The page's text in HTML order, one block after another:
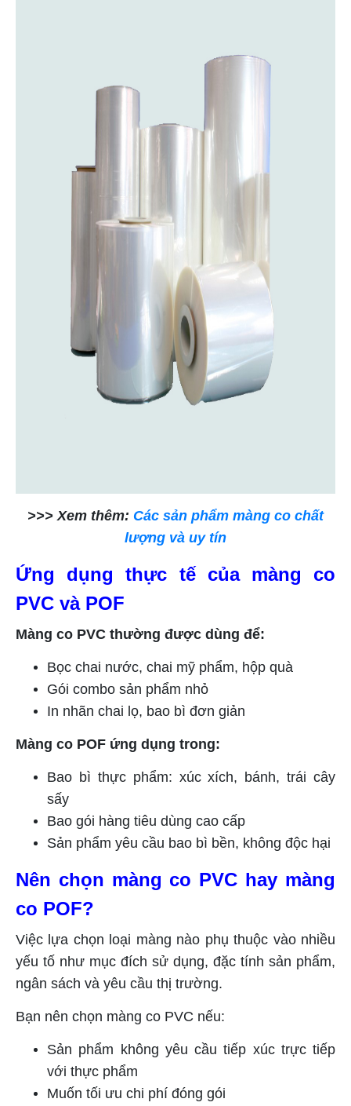
>>> Xem thêm: Các sản phẩm màng co chất
lượng và uy tín
Ứng dụng thực tế của màng co
PVC và POF
Màng co PVC thường được dùng để:
Bọc chai nước, chai mỹ phẩm, hộp quà
Gói combo sản phẩm nhỏ
In nhãn chai lọ, bao bì đơn giản
Màng co POF ứng dụng trong:
Bao bì thực phẩm: xúc xích, bánh, trái cây
sấy
Bao gói hàng tiêu dùng cao cấp
Sản phẩm yêu cầu bao bì bền, không độc hại
Nên chọn màng co PVC hay màng
co POF?
Việc lựa chọn loại màng nào phụ thuộc vào nhiều
yếu tố như mục đích sử dụng, đặc tính sản phẩm,
ngân sách và yêu cầu thị trường.
Bạn nên chọn màng co PVC nếu:
Sản phẩm không yêu cầu tiếp xúc trực tiếp
với thực phẩm
Muốn tối ưu chi phí đóng gói